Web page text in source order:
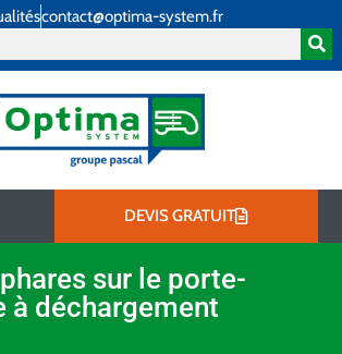
contact@optima-system.fr
DEVIS GRATUIT
sur le porte-
à déchargement